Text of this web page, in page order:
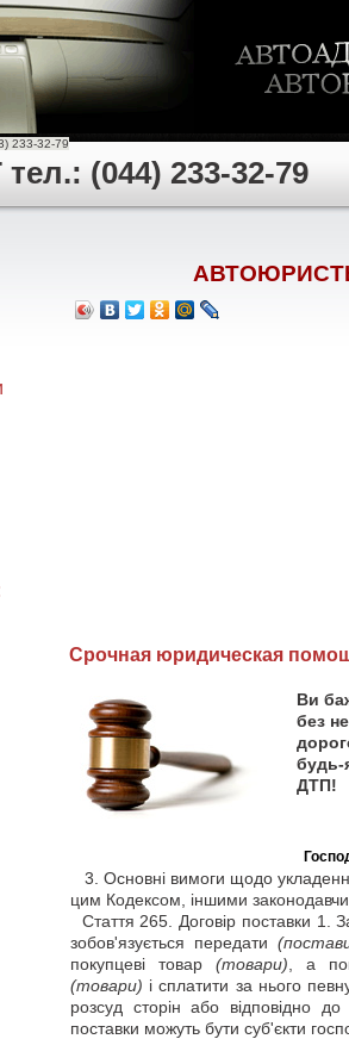
233-32-79
(044) 233-32-79
Cрочная юридическая
Ви
без
будь-
ДТП!
3. Основні вимоги щодо
цим Кодексом, іншими
Стаття 265. Договір поставки 1.
зобов'язується передати
покупцеві товар (товари) , а
(товари) і сплатити за нього
розсуд сторін або відповідно
поставки можуть бути суб'єкти